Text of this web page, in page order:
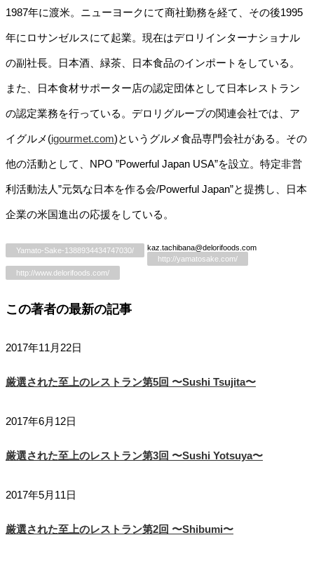
1987年に渡米。ニューヨークにて商社勤務を経て、その後1995
年にロサンゼルスにて起業。現在はデロリインターナショナル
の副社長。日本酒、緑茶、日本食品のインポートをしている。
また、日本食材サポーター店の認定団体として日本レストラン
の認定業務を行っている。デロリグループの関連会社では、ア
イグルメ(igourmet.com)というグルメ食品専門会社がある。その
他の活動として、NPO ”Powerful Japan USA”を設立。特定非営
利活動法人”元気な日本を作る会/Powerful Japan”と提携し、日本
企業の米国進出の応援をしている。
Yamato-Sake-1388934434747030/
kaz.tachibana@delorifoods.com
http://yamatosake.com/
http://www.delorifoods.com/
この著者の最新の記事
2017年11月22日
厳選された至上のレストラン第5回 〜Sushi Tsujita〜
2017年6月12日
厳選された至上のレストラン第3回 〜Sushi Yotsuya〜
2017年5月11日
厳選された至上のレストラン第2回 〜Shibumi〜